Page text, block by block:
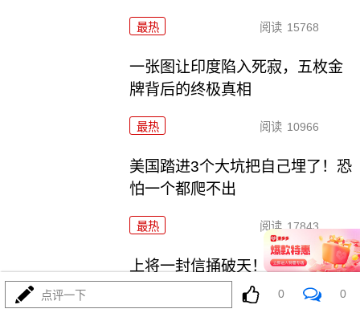
最热 阅读 15768
一张图让印度陷入死寂，五枚金
牌背后的终极真相
最热 阅读 10966
美国踏进3个大坑把自己埋了！恐
怕一个都爬不出
最热 阅读 17843
上将一封信捅破天！美军五艘驱
逐舰要盖三口锅！
点评一下 0 0